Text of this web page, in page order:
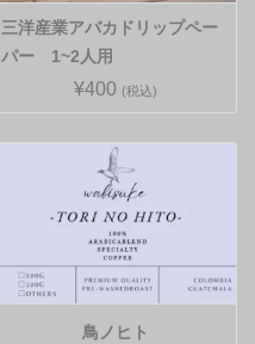
三洋産業アバカドリップペー
パー 1~2人用
¥400 (税込)
鳥ノヒト